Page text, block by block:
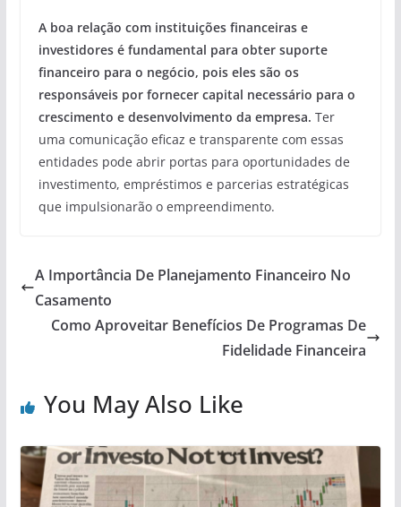
A boa relação com instituições financeiras e
investidores é fundamental para obter suporte
financeiro para o negócio, pois eles são os
responsáveis por fornecer capital necessário para o
crescimento e desenvolvimento da empresa. Ter
uma comunicação eficaz e transparente com essas
entidades pode abrir portas para oportunidades de
investimento, empréstimos e parcerias estratégicas
que impulsionarão o empreendimento.
A Importância De Planejamento Financeiro No
Casamento
Como Aproveitar Benefícios De Programas De
Fidelidade Financeira
You May Also Like